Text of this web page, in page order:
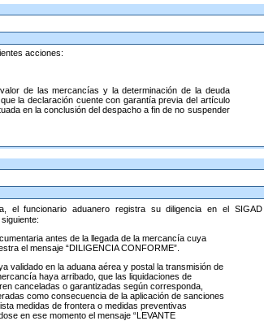
acciones:
de las mercancías y la determinación de la deuda
la declaración cuente con garantía previa del artículo
en la conclusión del despacho a fin de no suspender
el funcionario aduanero registra su diligencia en el SIGAD
antes de la llegada de la mercancía cuya
el mensaje “DILIGENCIA CONFORME”.
validado en la aduana aérea y postal la transmisión de
haya arribado, que las liquidaciones de
canceladas o garantizadas según corresponda,
como consecuencia de la aplicación de sanciones
medidas de frontera o medidas preventivas
en ese momento el mensaje “LEVANTE